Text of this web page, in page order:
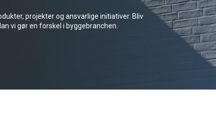
projekter og ansvarlige initiativer. Bliv
vi gør en forskel i byggebranchen.